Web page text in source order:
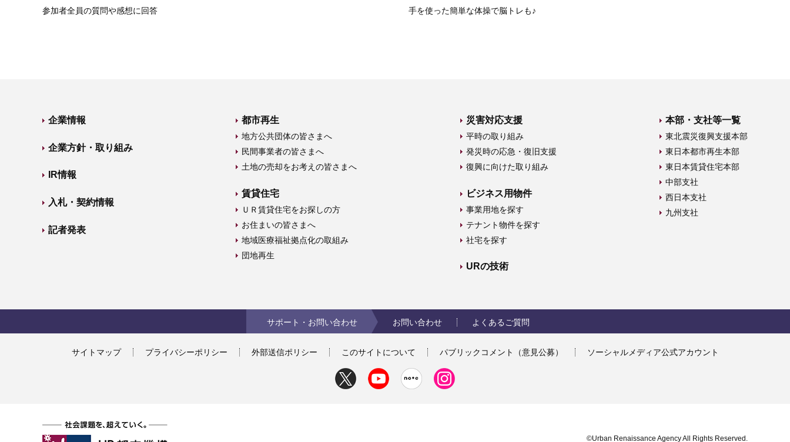
参加者全員の質問や感想に回答 手を使った簡単な体操で脳トレも♪
企業情報
企業方針・取り組み
IR情報
入札・契約情報
記者発表
都市再生
地方公共団体の皆さまへ
民間事業者の皆さまへ
土地の売却をお考えの皆さまへ
賃貸住宅
ＵＲ賃貸住宅をお探しの方
お住まいの皆さまへ
地域医療福祉拠点化の取組み
団地再生
災害対応支援
平時の取り組み
発災時の応急・復旧支援
復興に向けた取り組み
ビジネス用物件
事業用地を探す
テナント物件を探す
社宅を探す
URの技術
本部・支社等一覧
東北震災復興支援本部
東日本都市再生本部
東日本賃貸住宅本部
中部支社
西日本支社
九州支社
サポート・お問い合わせ お問い合わせ よくあるご質問
サイトマップ プライバシーポリシー 外部送信ポリシー このサイトについて パブリックコメント（意見公募） ソーシャルメディア公式アカウント
©Urban Renaissance Agency All Rights Reserved.